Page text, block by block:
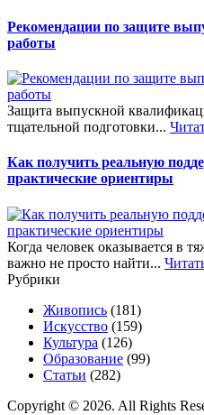
Рекомендации по защите
работы
Защита выпускной
тщательной подготовки...
Как получить реальную
практические ориентиры
Когда человек оказывается в
важно не просто найти...
Рубрики
Живопись (181)
Искусство (159)
Культура (126)
Образование (99)
Статьи (282)
Copyright © 2026. All Rights